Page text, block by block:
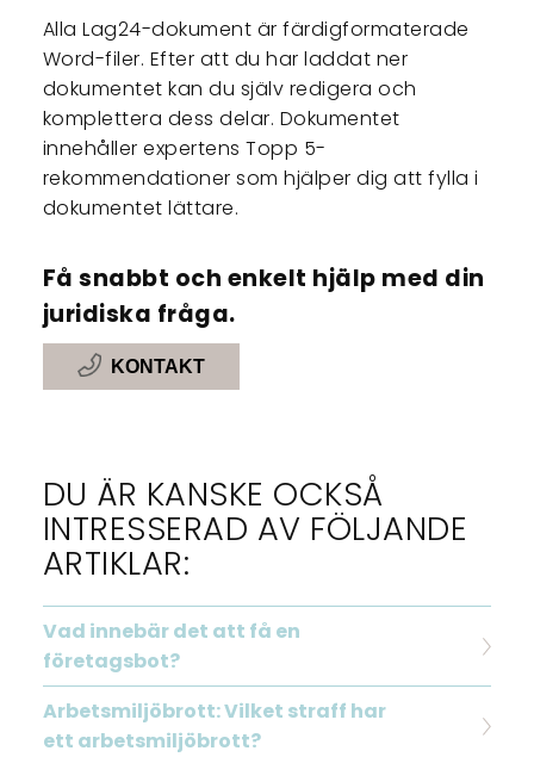
Alla Lag24-dokument är färdigformaterade
Word-filer. Efter att du har laddat ner
dokumentet kan du själv redigera och
komplettera dess delar. Dokumentet
innehåller expertens Topp 5-
rekommendationer som hjälper dig att fylla i
dokumentet lättare.
Få snabbt och enkelt hjälp med din
juridiska fråga.
KONTAKT
DU ÄR KANSKE OCKSÅ
INTRESSERAD AV FÖLJANDE
ARTIKLAR:
Vad innebär det att få en
företagsbot?
Arbetsmiljöbrott: Vilket straff har
ett arbetsmiljöbrott?